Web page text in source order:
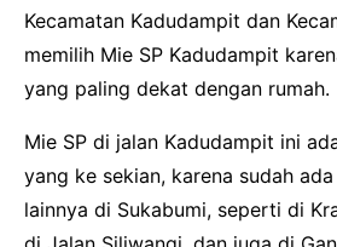
Kecamatan Kadudampit dan
memilih Mie SP Kadudampit
yang paling dekat dengan rumah.
Mie SP di jalan Kadudampit ini
yang ke sekian, karena sudah
lainnya di Sukabumi, seperti di